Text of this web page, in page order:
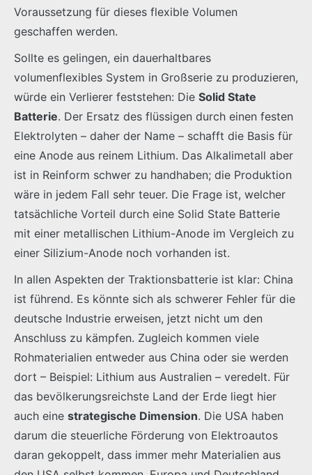
Voraussetzung für dieses flexible Volumen
geschaffen werden.
Sollte es gelingen, ein dauerhaltbares
volumenflexibles System in Großserie zu produzieren,
würde ein Verlierer feststehen: Die Solid State
Batterie. Der Ersatz des flüssigen durch einen festen
Elektrolyten – daher der Name – schafft die Basis für
eine Anode aus reinem Lithium. Das Alkalimetall aber
ist in Reinform schwer zu handhaben; die Produktion
wäre in jedem Fall sehr teuer. Die Frage ist, welcher
tatsächliche Vorteil durch eine Solid State Batterie
mit einer metallischen Lithium-Anode im Vergleich zu
einer Silizium-Anode noch vorhanden ist.
In allen Aspekten der Traktionsbatterie ist klar: China
ist führend. Es könnte sich als schwerer Fehler für die
deutsche Industrie erweisen, jetzt nicht um den
Anschluss zu kämpfen. Zugleich kommen viele
Rohmaterialien entweder aus China oder sie werden
dort – Beispiel: Lithium aus Australien – veredelt. Für
das bevölkerungsreichste Land der Erde liegt hier
auch eine strategische Dimension. Die USA haben
darum die steuerliche Förderung von Elektroautos
daran gekoppelt, dass immer mehr Materialien aus